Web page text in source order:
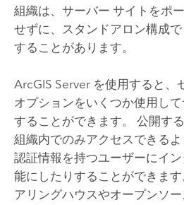
組織は、サーバー サイトをポ
せずに、スタンドアロン構成で
することがあります。
ArcGIS Serverを使用すると、
オプションをいくつか使用し
することができます。 公開す
組織内でのみアクセスできる
認証情報を持つユーザーにイ
能にしたりすることができま
アリングハウスやオープンソ